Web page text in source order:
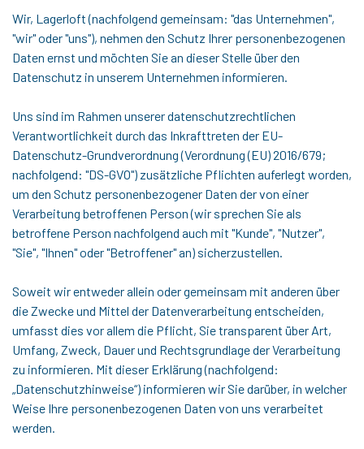
Wir, Lagerloft (nachfolgend gemeinsam: "das Unternehmen",
"wir" oder "uns"), nehmen den Schutz Ihrer personenbezogenen
Daten ernst und möchten Sie an dieser Stelle über den
Datenschutz in unserem Unternehmen informieren.
Uns sind im Rahmen unserer datenschutzrechtlichen
Verantwortlichkeit durch das Inkrafttreten der EU-
Datenschutz-Grundverordnung (Verordnung (EU) 2016/679;
nachfolgend: "DS-GVO") zusätzliche Pflichten auferlegt worden,
um den Schutz personenbezogener Daten der von einer
Verarbeitung betroffenen Person (wir sprechen Sie als
betroffene Person nachfolgend auch mit "Kunde", "Nutzer",
"Sie", "Ihnen" oder "Betroffener" an) sicherzustellen.
Soweit wir entweder allein oder gemeinsam mit anderen über
die Zwecke und Mittel der Datenverarbeitung entscheiden,
umfasst dies vor allem die Pflicht, Sie transparent über Art,
Umfang, Zweck, Dauer und Rechtsgrundlage der Verarbeitung
zu informieren. Mit dieser Erklärung (nachfolgend:
„Datenschutzhinweise“) informieren wir Sie darüber, in welcher
Weise Ihre personenbezogenen Daten von uns verarbeitet
werden.